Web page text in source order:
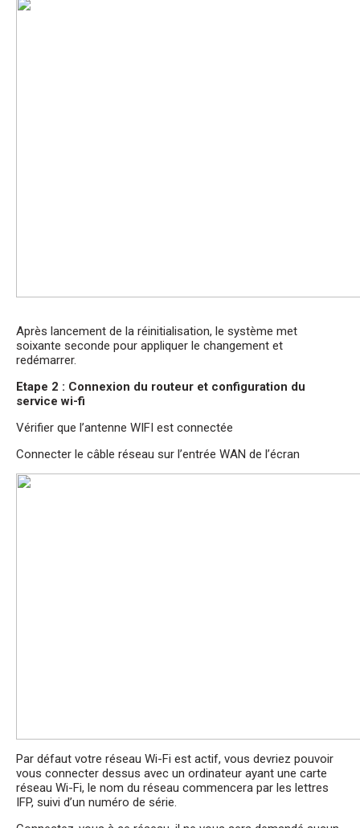
Après lancement de la réinitialisation, le système met
soixante seconde pour appliquer le changement et
redémarrer.
Etape 2 : Connexion du routeur et configuration du
service wi-fi
Vérifier que l’antenne WIFI est connectée
Connecter le câble réseau sur l’entrée WAN de l’écran
Par défaut votre réseau Wi-Fi est actif, vous devriez pouvoir
vous connecter dessus avec un ordinateur ayant une carte
réseau Wi-Fi, le nom du réseau commencera par les lettres
IFP, suivi d’un numéro de série.